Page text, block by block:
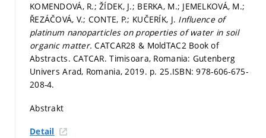
KOMENDOVÁ, R.; ŽÍDEK, J.; BERKA, M.; JEMELKOVÁ, M.;
ŘEZÁČOVÁ, V.; CONTE, P.; KUČERÍK, J. Influence of
platinum nanoparticles on properties of water in soil
organic matter.CATCAR28 & MoldTAC2 Book of
Abstracts. CATCAR. Timisoara, Romania: Gutenberg
Univers Arad, Romania, 2019. p. 25.ISBN: 978-606-675-
208-4.
Abstrakt
Detail